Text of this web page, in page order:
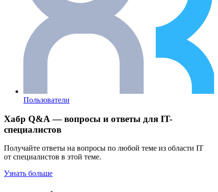
Пользователи
Хабр Q&A — вопросы и ответы для IT-
специалистов
Получайте ответы на вопросы по любой теме из области IT
от специалистов в этой теме.
Узнать больше